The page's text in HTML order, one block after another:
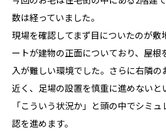
数は経っていました。
現場を確認してまず目についたのが敷
ートが建物の正面についており、屋根
入が難しい環境でした。さらに右隣の
近く、足場の設置を慎重に進めないと
「こういう状況か」と頭の中でシミ
認を進めます。